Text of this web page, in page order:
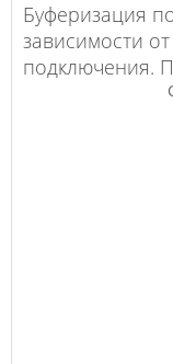
Буферизация
зависимости
подключения.